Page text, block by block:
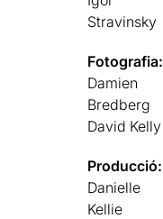
Stravinsky
Fotografia:
Damien
Bredberg
David Kelly
Producció:
Danielle
Kellie